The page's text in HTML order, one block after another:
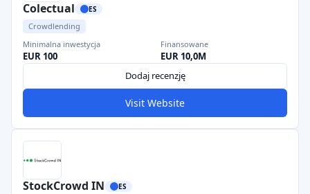
Colectual ES
Crowdlending
Minimalna inwestycja
EUR 100
Finansowane
EUR 10,0M
Dodaj recenzję
Visit Website
StockCrowd IN ES